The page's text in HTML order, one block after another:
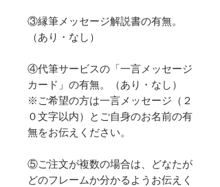
③縁筆メッセージ解説書の有無。
（あり・なし）
④代筆サービスの「一言メッセージ
カード」の有無。（あり・なし）
※ご希望の方は一言メッセージ（２
０文字以内）とご自身のお名前の有
無をお伝えください。
⑤ご注文が複数の場合は、どなたが
どのフレームか分かるようお伝えく